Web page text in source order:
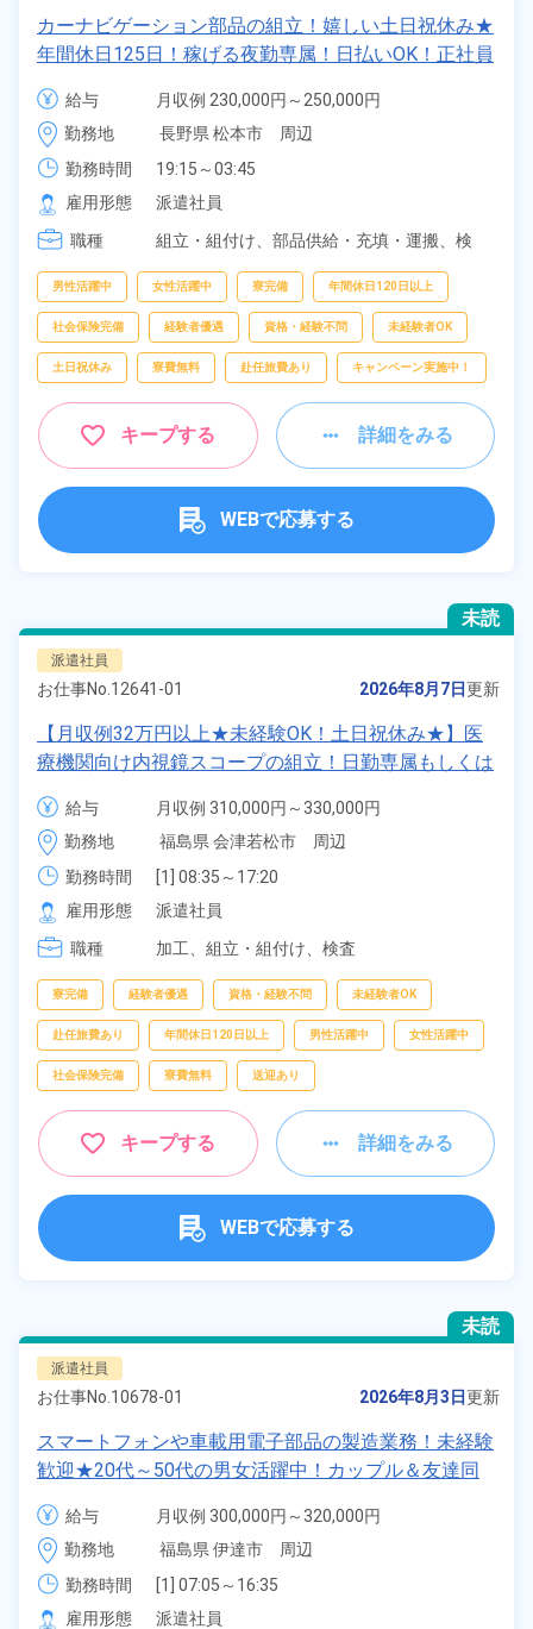
カーナビゲーション部品の組立！嬉しい土日祝休み★
年間休日125日！稼げる夜勤専属！日払いOK！正社員
登用制度あり！マイカー通勤OK！《長野県松本市》
給与
月収例 230,000円～250,000円
時給 1,230円～1,230円
勤務地
長野県 松本市　周辺
勤務時間
19:15～03:45
雇用形態
派遣社員
職種
組立・組付け、 部品供給・充填・運搬、 検
男性活躍中 女性活躍中 寮完備 年間休日120日以上
社会保険完備 経験者優遇 資格・経験不問 未経験者OK
土日祝休み 寮費無料 赴任旅費あり キャンペーン実施中！
キープする 詳細をみる
WEBで応募する
未読
派遣社員
お仕事No. 12641-01 2026年8月7日更新
【月収例32万円以上★未経験OK！土日祝休み★】医
療機関向け内視鏡スコープの組立！日勤専属もしくは
2交替勤務選択可★年間休日120日★ワンルーム寮完
備！通勤ラクラク無料送迎あり◎20代～40代の男女
活躍中！マイカー通勤OK◎無料駐車場あり★赴任旅
費会社負担！日払いあり◎空調完備で快適作業★《福
島県会津若松市》
給与
月収例 310,000円～330,000円
時給 1,600円～1,600円
勤務地
福島県 会津若松市　周辺
勤務時間
[1] 08:35～17:20
[2] 16:55～01:40
[3] 00:30～09:35
雇用形態
派遣社員
職種
加工、 組立・組付け、 検査
寮完備 経験者優遇 資格・経験不問 未経験者OK
赴任旅費あり 年間休日120日以上 男性活躍中 女性活躍中
社会保険完備 寮費無料 送迎あり
キープする 詳細をみる
WEBで応募する
未読
派遣社員
お仕事No. 10678-01 2026年8月3日更新
スマートフォンや車載用電子部品の製造業務！未経験
歓迎★20代～50代の男女活躍中！カップル＆友達同
士の応募OK！寮費実質無料＆備品付きワンルーム寮
完備！日払い制度あり！社員食堂利用OK！《福島県
伊達市》
給与
月収例 300,000円～320,000円
時給 1,350円～1,350円
勤務地
福島県 伊達市　周辺
勤務時間
[1] 07:05～16:35
[2] 18:50～04:20
雇用形態
派遣社員